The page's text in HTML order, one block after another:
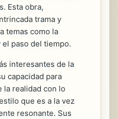
Esta obra,
trama y
temas como la
paso del tiempo.
interesantes de la
capacidad para
la realidad con lo
que es a la vez
resonante. Sus